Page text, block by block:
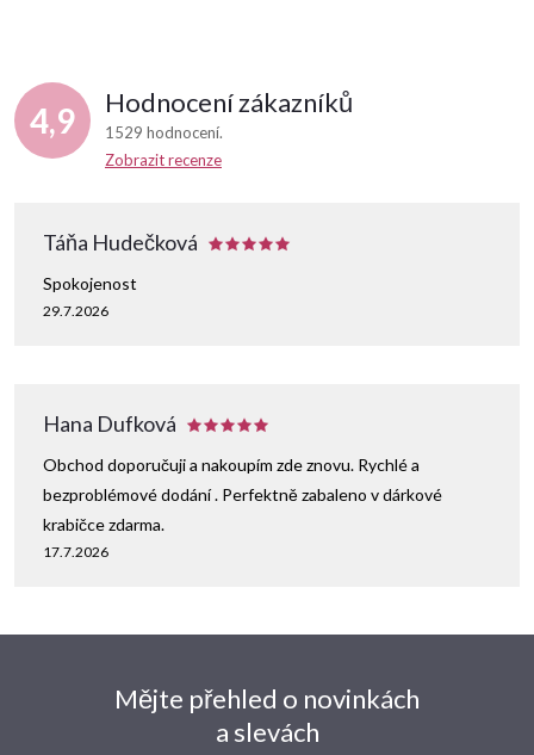
4,9 Hodnocení zákazníků
1529 hodnocení
Zobrazit recenze
Táňa Hudečková
29.7.2026
Spokojenost
Hana Dufková
17.7.2026
Obchod doporučuji a nakoupím zde znovu. Rychlé a
bezproblémové dodání . Perfektně zabaleno v dárkové
krabičce zdarma.
Mějte přehled o novinkách
a slevách